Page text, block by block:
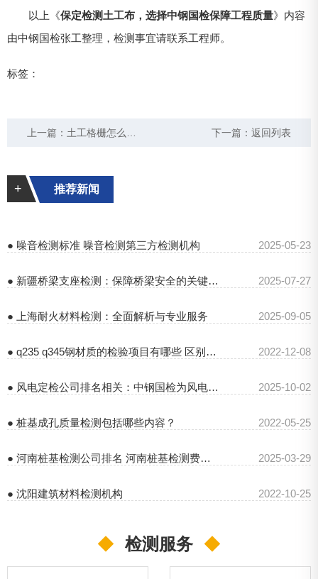
以上《保定检测土工布，选择中钢国检保障工程质量》内容
由中钢国检张工整理，检测事宜请联系工程师。
标签：
上一篇：土工格栅怎么检测 下一篇： 返回列表
+ 推荐新闻
● 噪音检测标准 噪音检测第三方检测机构 2025-05-23
● 新疆桥梁支座检测：保障桥梁安全的关键举措 2025-07-27
● 上海耐火材料检测：全面解析与专业服务 2025-09-05
● q235 q345钢材质的检验项目有哪些 区别是什么 2022-12-08
● 风电定检公司排名相关：中钢国检为风电项目保驾护航 2025-10-02
● 桩基成孔质量检测包括哪些内容？ 2022-05-25
● 河南桩基检测公司排名 河南桩基检测费用收费标准 2025-03-29
● 沈阳建筑材料检测机构 2022-10-25
◆ 检测服务 ◆